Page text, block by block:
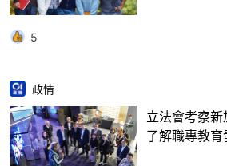
5
政情
立法會考察
了解職專教育